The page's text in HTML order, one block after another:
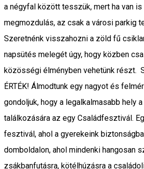
a négyfal között tesszük, mert ha van
megmozdulás, az csak a városi parkig
Szeretnénk visszahozni a zöld fű
napsütés melegét úgy, hogy közben
közösségi élményben vehetünk részt.
ÉRTÉK! Álmodtunk egy nagyot és
gondoljuk, hogy a legalkalmasabb hely
találkozására az egy Családfesztivál.
fesztivál, ahol a gyerekeink
domboldalon, ahol mindenki hangosan
zsákbanfutásra, kötélhúzásra a